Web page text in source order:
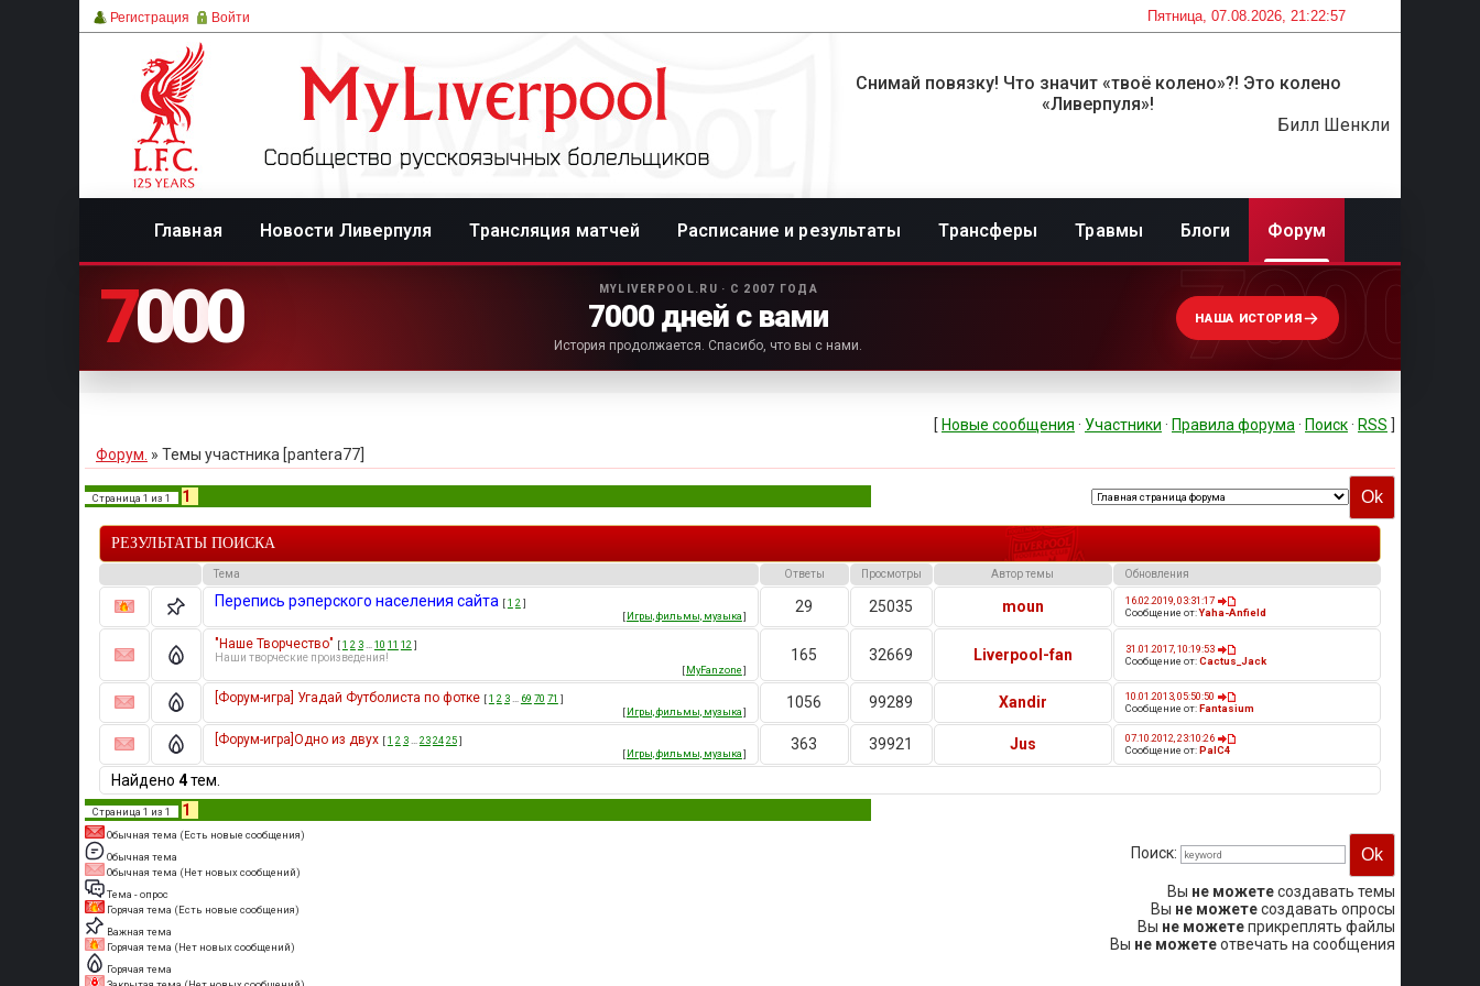
Пятница, 07.08.2026, 21:22:57
Регистрация Войти
Снимай повязку! Что значит «твоё колено»?! Это колено
«Ливерпуля»!
Билл Шенкли
Главная Новости Ливерпуля Трансляция матчей Расписание и результаты Трансферы Травмы Блоги Форум
7000
7000 MYLIVERPOOL.RU · С 2007 ГОДА
7000 дней с вами
История продолжается. Спасибо, что вы с нами.
НАША ИСТОРИЯ
[ Новые сообщения · Участники · Правила форума · Поиск · RSS
Форум. » Темы участника [pantera77]
Страница 1 из 1 1
РЕЗУЛЬТАТЫ ПОИСКА
Тема Ответы Просмотры Автор темы Обновления
Перепись рэперского населения сайта [1 2 ]
[Игры, фильмы, музыка]
29 25035 moun
16.02.2019, 03:31:17
Сообщение от:Yaha-Anfield
"Наше Творчество" [1 2 3… 10 11 12 ]
Наши творческие произведения!
[MyFanzone]
165 32669 Liverpool-fan
31.01.2017, 10:19:53
Сообщение от:Cactus_Jack
[Форум-игра] Угадай Футболиста по фотке [1 2 3… 69 70 71 ]
[Игры, фильмы, музыка]
1056 99289 Xandir
10.01.2013, 05:50:50
Сообщение от:Fantasium
[Форум-игра]Одно из двух [1 2 3… 232425]
[Игры, фильмы, музыка]
363 39921 Jus
07.10.2012, 23:10:26
Сообщение от:PalC4
Найдено 4тем.
Страница 1 из 1 1
Обычная тема (Есть новые сообщения)
Обычная тема
Обычная тема (Нет новых сообщений)
Тема - опрос
Горячая тема (Есть новые сообщения)
Важная тема
Горячая тема (Нет новых сообщений)
Горячая тема
Поиск:
Вы не можетесоздавать темы
Вы не можетесоздавать опросы
Вы не можетеприкреплять файлы
Вы не можетеотвечать на сообщения